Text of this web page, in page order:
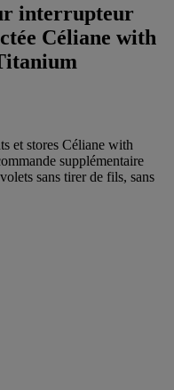
interrupteur
Céliane with
et stores Céliane with
supplémentaire
sans tirer de fils, sans